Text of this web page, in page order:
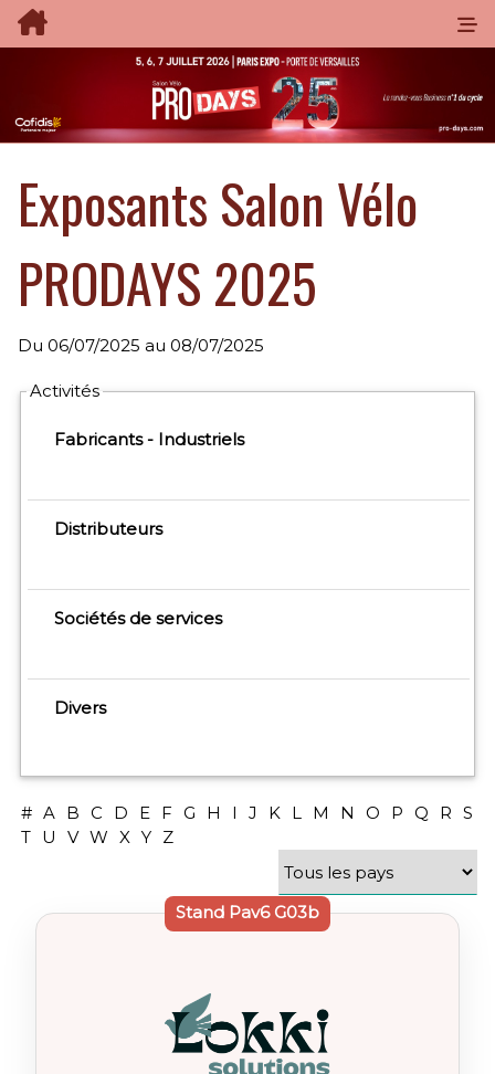
Exposants Salon Vélo
PRODAYS 2025
Du 06/07/2025 au 08/07/2025
Activités
Fabricants - Industriels
Distributeurs
Sociétés de services
Divers
# A B C D E F G H I J K L M N O P Q R S
T U V W X Y Z
StandPav6 G03b